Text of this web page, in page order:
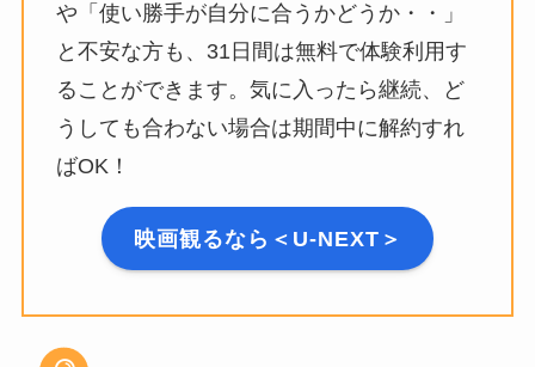
や「使い勝手が自分に合うかどうか・・」
と不安な方も、31日間は無料で体験利用す
ることができます。気に入ったら継続、ど
うしても合わない場合は期間中に解約すれ
ばOK！
映画観るなら＜U-NEXT＞